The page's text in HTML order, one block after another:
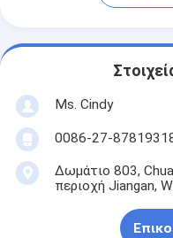
Ms. Cindy
0086-27-
Δωμάτιο 803,
περιοχή Jiangan,